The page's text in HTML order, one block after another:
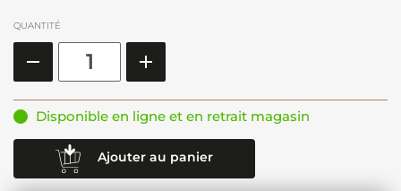
QUANTITÉ
Disponible en ligne et en retrait magasin
Ajouter au panier